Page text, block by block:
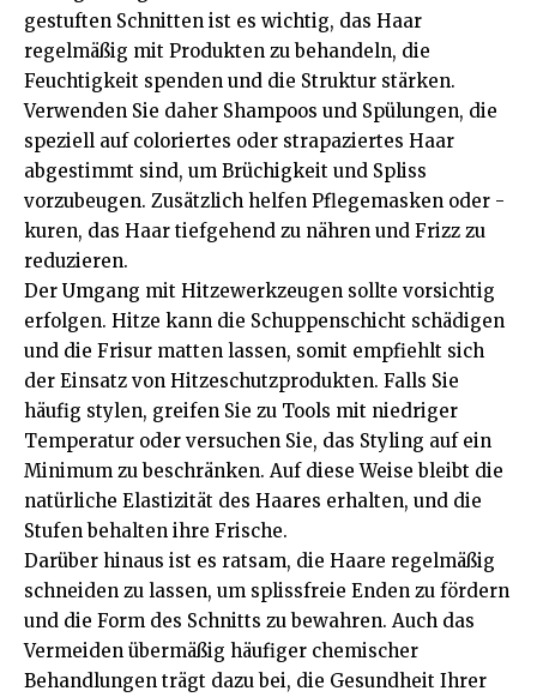
gestuften Schnitten ist es wichtig, das Haar
regelmäßig mit Produkten zu behandeln, die
Feuchtigkeit spenden und die Struktur stärken.
Verwenden Sie daher Shampoos und Spülungen, die
speziell auf coloriertes oder strapaziertes Haar
abgestimmt sind, um Brüchigkeit und Spliss
vorzubeugen. Zusätzlich helfen Pflegemasken oder -
kuren, das Haar tiefgehend zu nähren und Frizz zu
reduzieren.
Der Umgang mit Hitzewerkzeugen sollte vorsichtig
erfolgen. Hitze kann die Schuppenschicht schädigen
und die Frisur matten lassen, somit empfiehlt sich
der Einsatz von Hitzeschutzprodukten. Falls Sie
häufig stylen, greifen Sie zu Tools mit niedriger
Temperatur oder versuchen Sie, das Styling auf ein
Minimum zu beschränken. Auf diese Weise bleibt die
natürliche Elastizität des Haares erhalten, und die
Stufen behalten ihre Frische.
Darüber hinaus ist es ratsam, die Haare regelmäßig
schneiden zu lassen, um splissfreie Enden zu fördern
und die Form des Schnitts zu bewahren. Auch das
Vermeiden übermäßig häufiger chemischer
Behandlungen trägt dazu bei, die Gesundheit Ihrer